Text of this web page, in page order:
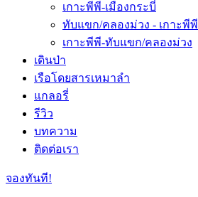
เกาะพีพี-เมืองกระบี่
ทับแขก/คลองม่วง - เกาะพีพี
เกาะพีพี-ทับแขก/คลองม่วง
เดินป่า
เรือโดยสารเหมาลํา
แกลอรี่
รีวิว
บทความ
ติดต่อเรา
จองทันที!